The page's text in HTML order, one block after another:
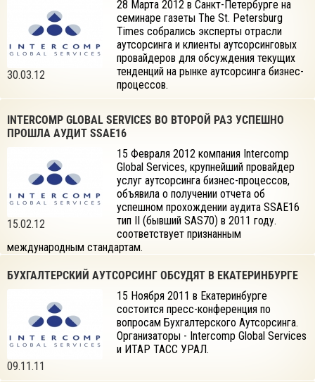
30.03.12
28 Марта 2012 в Санкт-Петербурге на
семинаре газеты The St. Petersburg
Times собрались эксперты отрасли
аутсорсинга и клиенты аутсорсинговых
провайдеров для обсуждения текущих
тенденций на рынке аутсорсинга бизнес-
процессов.
INTERCOMP GLOBAL SERVICES ВО ВТОРОЙ РАЗ УСПЕШНО
ПРОШЛА АУДИТ SSAE16
15.02.12
15 Февраля 2012 компания Intercomp
Global Services, крупнейший провайдер
услуг аутсорсинга бизнес-процессов,
объявила о получении отчета об
успешном прохождении аудита SSAE16
тип II (бывший SAS70) в 2011 году.
соответствует признанным
международным стандартам.
БУХГАЛТЕРСКИЙ АУТСОРСИНГ ОБСУДЯТ В ЕКАТЕРИНБУРГЕ
09.11.11
15 Ноября 2011 в Екатеринбурге
состоится пресс-конференция по
вопросам Бухгалтерского Аутсорсинга.
Организаторы - Intercomp Global Services
и ИТАР ТАСС УРАЛ.